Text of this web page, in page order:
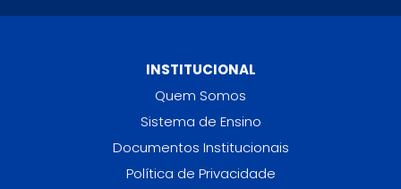
INSTITUCIONAL
Quem Somos
Sistema de Ensino
Documentos Institucionais
Política de Privacidade